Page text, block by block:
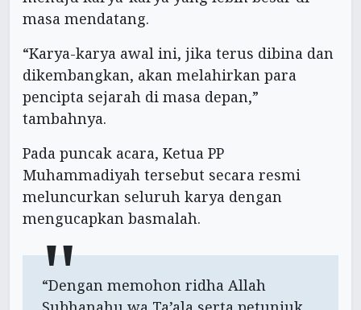
masa mendatang.
“Karya-karya awal ini, jika terus dibina dan
dikembangkan, akan melahirkan para
pencipta sejarah di masa depan,”
tambahnya.
Pada puncak acara, Ketua PP
Muhammadiyah tersebut secara resmi
meluncurkan seluruh karya dengan
mengucapkan basmalah.
“Dengan memohon ridha Allah